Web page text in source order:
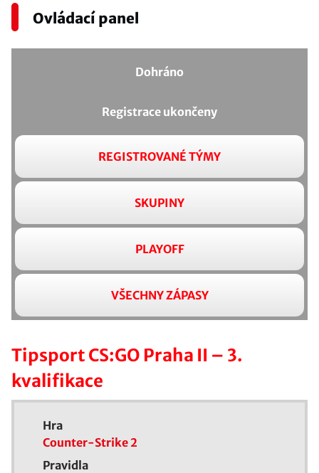
Ovládací panel
Dohráno
Registrace ukončeny
REGISTROVANÉ TÝMY
SKUPINY
PLAYOFF
VŠECHNY ZÁPASY
Tipsport CS:GO Praha II – 3.
kvalifikace
Hra
Counter-Strike 2
Pravidla